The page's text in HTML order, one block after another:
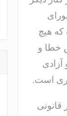
که هیچ
خطا و
آزادی
است.
قانونی